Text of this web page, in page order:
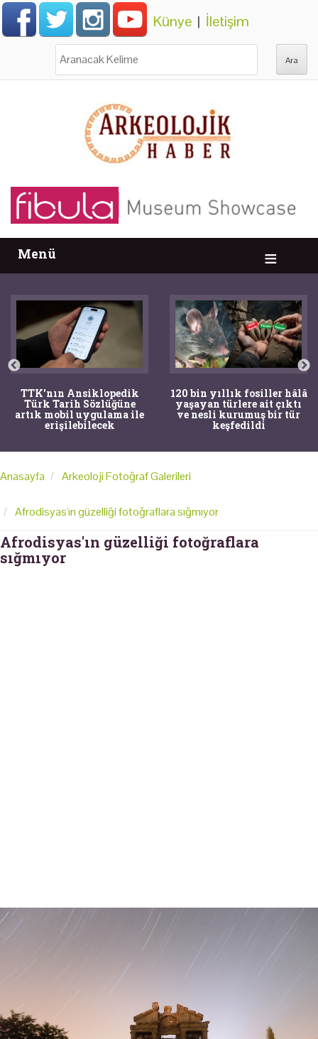
Künye | İletişim
Menü
TTK'nın Ansiklopedik
Türk Tarih Sözlüğüne
artık mobil uygulama ile
erişilebilecek
120 bin yıllık fosiller hâlâ
yaşayan türlere ait çıktı
ve nesli kurumuş bir tür
keşfedildi
Anasayfa Arkeoloji Fotoğraf Galerileri
Afrodisyas'ın güzelliği fotoğraflara sığmıyor
Afrodisyas'ın güzelliği fotoğraflara
sığmıyor